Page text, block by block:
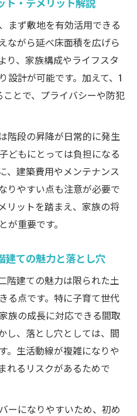
知るべき回遊動線の効果
適な暮らしの家づくり
おきたい間取りのコツ
間取り設計の基本ポ
で役立つ間取りの考え方
り 間取り決定のコツま
住んではいけない間取
まず敷地を有効活用できる
ながら延べ床面積を広げら
り、家族構成やライフスタ
設計が可能です。加えて、1
とで、プライバシーや防犯
階段の昇降が日常的に発生
どもにとっては負担になる
、建築費用やメンテナンス
りやすい点も注意が必要で
リットを踏まえ、家族の将
重要です。
建ての魅力と落とし穴
階建ての魅力は限られた土
る点です。特に子育て世代
族の成長に対応できる間取
し、落とし穴としては、間
。生活動線が複雑になりや
れるリスクがあるためで
ーになりやすいため、初め